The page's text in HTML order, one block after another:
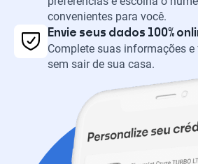
convenientes para você.
Envie seus dados 100%
Complete suas informações
sem sair de sua casa.